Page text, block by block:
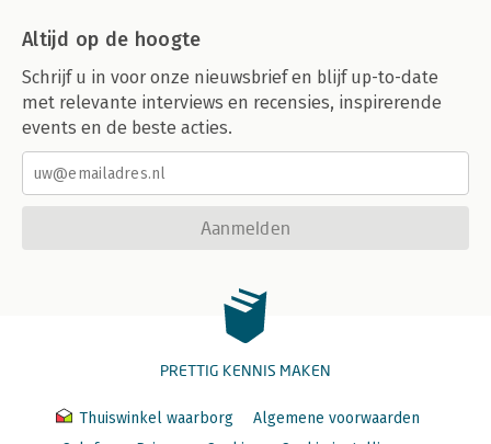
Altijd op de hoogte
Schrijf u in voor onze nieuwsbrief en blijf up-to-date
met relevante interviews en recensies, inspirerende
events en de beste acties.
Aanmelden
PRETTIG KENNIS MAKEN
Thuiswinkel waarborg
Algemene voorwaarden